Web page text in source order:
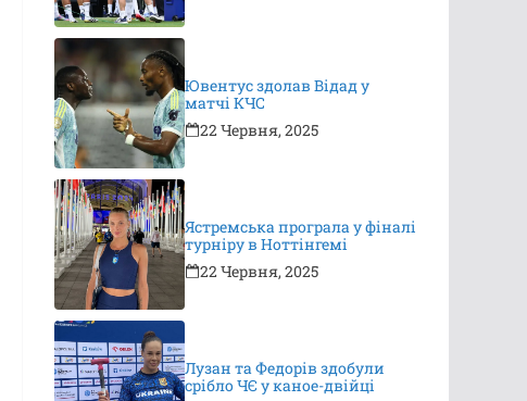
Ювентус здолав Відад у
матчі КЧС
22 Червня, 2025
Ястремська програла у фіналі
турніру в Ноттінгемі
22 Червня, 2025
Лузан та Федорів здобули
срібло ЧЄ у каное-двійці